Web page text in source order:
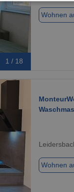
1 / 18
Wohnen
Wohnen